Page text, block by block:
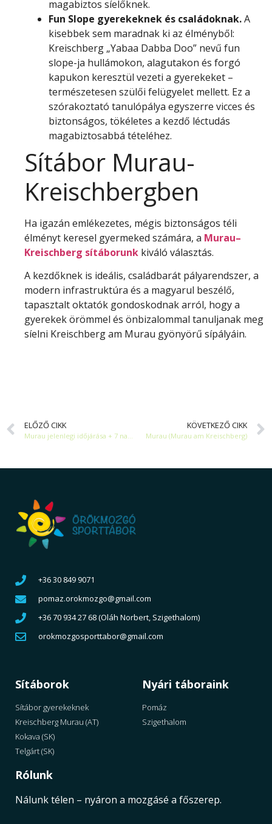
magabiztos síelőknek.
Fun Slope gyerekeknek és családoknak.A
kisebbek sem maradnak ki az élményből:
Kreischberg „Yabaa Dabba Doo” nevű fun
slope-ja hullámokon, alagutakon és forgó
kapukon keresztül vezeti a gyerekeket –
természetesen szülői felügyelet mellett. Ez a
szórakoztató tanulópálya egyszerre vicces és
biztonságos, tökéletes a kezdő léctudás
magabiztosabbá tételéhez.
Sítábor Murau-
Kreischbergben
Ha igazán emlékezetes, mégis biztonságos téli
élményt keresel gyermeked számára, a Murau–
Kreischberg sítáborunk kiváló választás.
A kezdőknek is ideális, családbarát pályarendszer, a
modern infrastruktúra és a magyarul beszélő,
tapasztalt oktatók gondoskodnak arról, hogy a
gyerekek örömmel és önbizalommal tanuljanak meg
síelni Kreischberg am Murau gyönyörű sípályáin.
ELŐZŐ CIKK KÖVETKEZŐ CIKK
Murau (Murau am Kreischberg)
+36 30 849 9071
pomaz.orokmozgo@gmail.com
+36 70 934 27 68 (Oláh Norbert, Szigethalom)
orokmozgosporttabor@gmail.com
Sítáborok
Sítábor gyerekeknek
Kreischberg Murau (AT)
Kokava (SK)
Telgárt (SK)
Nyári táboraink
Pomáz
Szigethalom
Rólunk
Nálunk télen – nyáron a mozgásé a főszerep.